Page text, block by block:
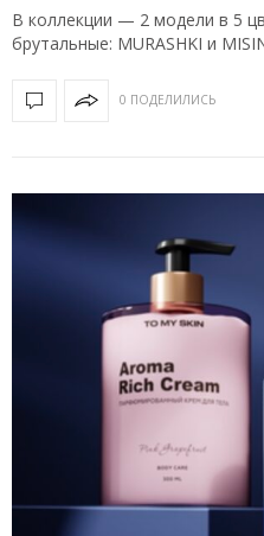
В коллекции — 2 модели в 5
брутальные: MURASHKI и
0 ПОДЕЛИЛИСЬ